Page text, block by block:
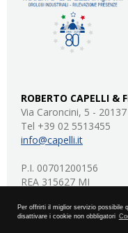
Per offrirti il miglior servizio possibile
disattivare i cookie non obbligatori
ROBERTO CAPELLI &
Via Caroncini, 5 -
Tel +39 02 5513455
info@capelli.it
P.I. 00701200156
REA 315627 MI